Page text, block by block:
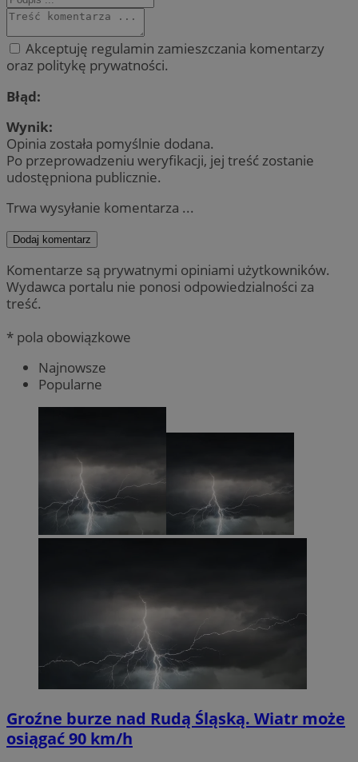
Akceptuję regulamin zamieszczania komentarzy
oraz politykę prywatności.
Błąd:
Wynik:
Opinia została pomyślnie dodana.
Po przeprowadzeniu weryfikacji, jej treść zostanie
udostępniona publicznie.
Trwa wysyłanie komentarza ...
Dodaj komentarz
Komentarze są prywatnymi opiniami użytkowników.
Wydawca portalu nie ponosi odpowiedzialności za
treść.
* pola obowiązkowe
Najnowsze
Popularne
Groźne burze nad Rudą Śląską. Wiatr może
osiągać 90 km/h